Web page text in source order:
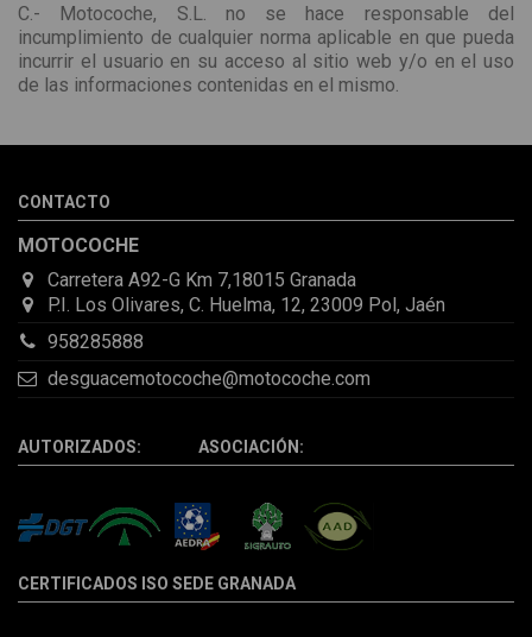
C.- Motocoche, S.L. no se hace responsable del
incumplimiento de cualquier norma aplicable en que pueda
incurrir el usuario en su acceso al sitio web y/o en el uso
de las informaciones contenidas en el mismo.
CONTACTO
MOTOCOCHE
Carretera A92-G Km 7,18015 Granada
P.I. Los Olivares, C. Huelma, 12, 23009 Pol, Jaén
958285888
desguacemotocoche@motocoche.com
AUTORIZADOS: ASOCIACIÓN:
CERTIFICADOS ISO SEDE GRANADA